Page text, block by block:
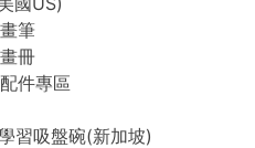
筆
冊
件專區
習吸盤碗(新加坡)